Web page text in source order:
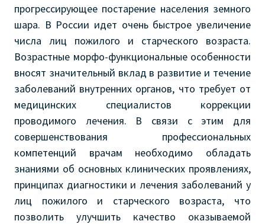
прогрессирующее постарение населения земного
шара. В России идет очень быстрое увеличение
числа лиц пожилого и старческого возраста.
Возрастные морфо-функциональные особенности
вносят значительный вклад в развитие и течение
заболеваний внутренних органов, что требует от
медицинских специалистов коррекции
проводимого лечения. В связи с этим для
совершенствования профессиональных
компетенций врачам необходимо обладать
знаниями об основных клинических проявлениях,
принципах диагностики и лечения заболеваний у
лиц пожилого и старческого возраста, что
позволить улучшить качество оказываемой